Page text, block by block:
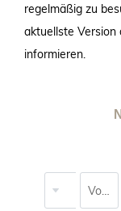
regelmäßig zu
aktuellste Version
informieren.
Vorname